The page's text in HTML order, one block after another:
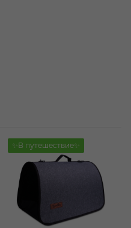
✨В путешествие✨